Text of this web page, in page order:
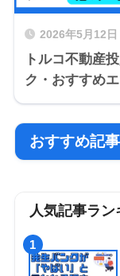
2026年5月12日
トルコ不動産
ク・おすすめ
おすすめ記事
人気記事ラン
1